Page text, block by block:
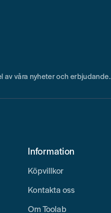
av våra nyheter och erbjudande.
Information
Köpvillkor
Kontakta oss
Om Toolab